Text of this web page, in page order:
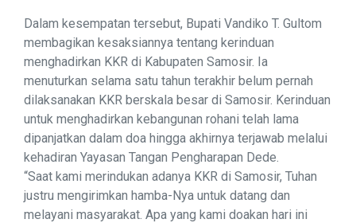
Dalam kesempatan tersebut, Bupati Vandiko T. Gultom
membagikan kesaksiannya tentang kerinduan
menghadirkan KKR di Kabupaten Samosir. Ia
menuturkan selama satu tahun terakhir belum pernah
dilaksanakan KKR berskala besar di Samosir. Kerinduan
untuk menghadirkan kebangunan rohani telah lama
dipanjatkan dalam doa hingga akhirnya terjawab melalui
kehadiran Yayasan Tangan Pengharapan Dede.
“Saat kami merindukan adanya KKR di Samosir, Tuhan
justru mengirimkan hamba-Nya untuk datang dan
melayani masyarakat. Apa yang kami doakan hari ini